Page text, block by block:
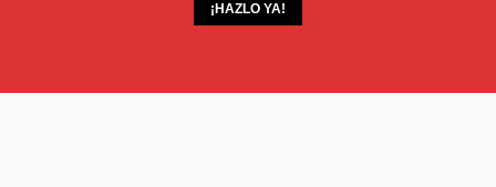
¡HAZLO YA!